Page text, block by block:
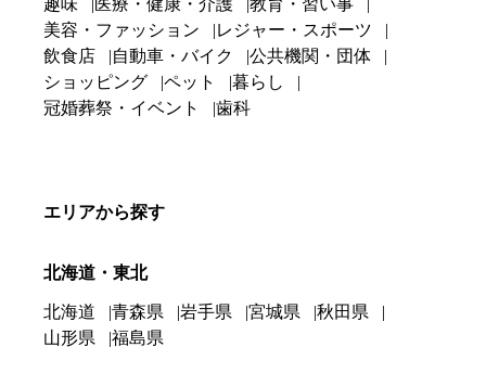
趣味
医療・健康・介護
教育・習い事
美容・ファッション
レジャー・スポーツ
飲食店
自動車・バイク
公共機関・団体
ショッピング
ペット
暮らし
冠婚葬祭・イベント
歯科
エリアから探す
北海道・東北
北海道 青森県 岩手県 宮城県
秋田県
山形県
福島県